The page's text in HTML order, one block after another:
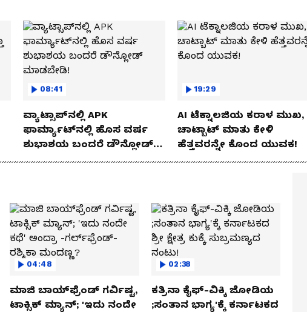
08:41
ವ್ಯಾಟ್ಸಾಪ್‌ನಲ್ಲಿ APK
ಫಾರ್ಮ್ಯಾಟ್‌ನಲ್ಲಿ ಹೊಸ ವರ್ಷ
ಶುಭಾಶಯ ಬಂದರೆ ಡೌನ್ಲೋಡ್
ಮಾಡಬೇಡಿ!
19:29
AI ಟೆಕ್ನಾಲಜಿಯ ಕರಾಳ ಮುಖ,
ಚಾಟ್ಬಾಟ್ ಮಾತು ಕೇಳಿ
ಹೆತ್ತವರನ್ನೇ ಕೊಂದ ಯುವಕ!
04:48
ಮಾಜಿ ಬಾಯ್‌ಫ್ರೆಂಡ್ ಗರ್ವಿಷ್ಟ,
ಟಾಕ್ಸಿಕ್ ಮ್ಯಾನ್; 'ಇದು ನಂದೇ
02:38
ಕತ್ರಿನಾ ಕೈಫ್-ವಿಕ್ಕಿ ಜೋಡಿಯ
;ಸಂತಾನ ಭಾಗ್ಯ'ಕ್ಕೆ ಕರ್ನಾಟಕದ